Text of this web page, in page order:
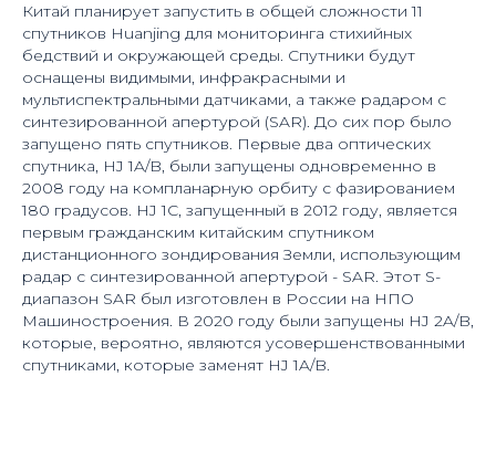
Китай планирует запустить в общей сложности 11
спутников Huanjing для мониторинга стихийных
бедствий и окружающей среды. Спутники будут
оснащены видимыми, инфракрасными и
мультиспектральными датчиками, а также радаром с
синтезированной апертурой (SAR). До сих пор было
запущено пять спутников. Первые два оптических
спутника, HJ 1A/B, были запущены одновременно в
2008 году на компланарную орбиту с фазированием
180 градусов. HJ 1C, запущенный в 2012 году, является
первым гражданским китайским спутником
дистанционного зондирования Земли, использующим
радар с синтезированной апертурой - SAR. Этот S-
диапазон SAR был изготовлен в России на НПО
Машиностроения. В 2020 году были запущены HJ 2A/B,
которые, вероятно, являются усовершенствованными
спутниками, которые заменят HJ 1A/B.